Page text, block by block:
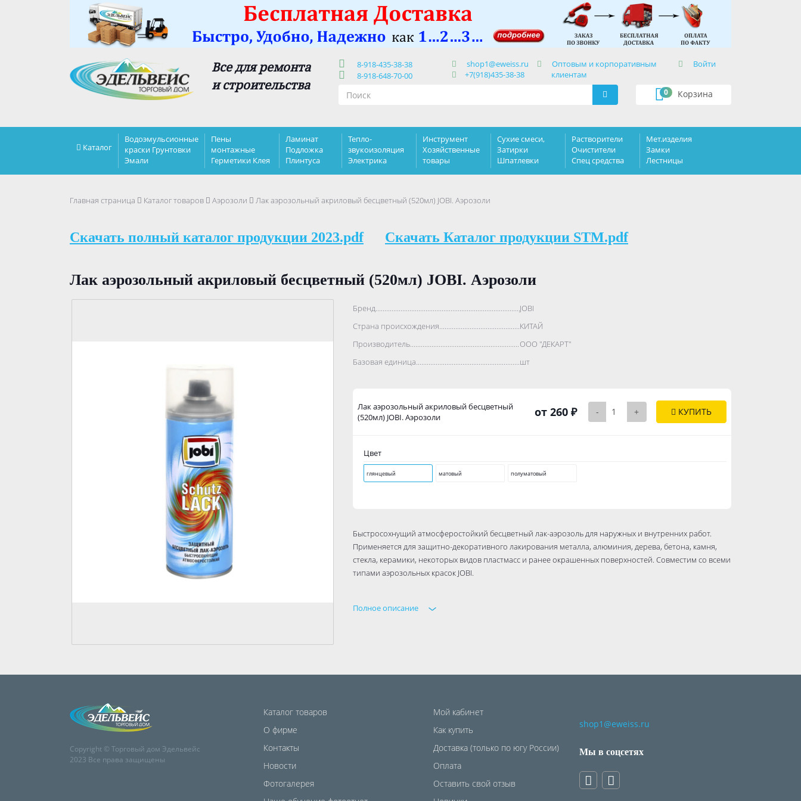
Все для ремонта
и строительства
8-918-435-38-38
8-918-648-70-00
shop1@eweiss.ru
+7(918)435-38-38
Оптовым и корпоративным
клиентам
Войти
Корзина
0
Каталог
Водоэмульсионные
краски Грунтовки
Эмали
Пены
монтажные
Герметики Клея
Ламинат
Подложка
Плинтуса
Тепло-
звукоизоляция
Электрика
Инструмент
Хозяйственные
товары
Сухие смеси,
Затирки
Шпатлевки
Растворители
Очистители
Спец средства
Мет.изделия
Замки
Лестницы
Главная страница Каталог товаров Аэрозоли Лак аэрозольный акриловый бесцветный (520мл) JOBI. Аэрозоли
Скачать полный каталог продукции 2023.pdf Скачать Каталог продукции STM.pdf
Лак аэрозольный акриловый бесцветный (520мл) JOBI. Аэрозоли
Бренд..................................................................................JOBI
Страна происхождения..................................................................................
КИТАЙ
Производитель..................................................................................
ООО "ДЕКАРТ"
Базовая единица..................................................................................
шт
Лак аэрозольный акриловый бесцветный
(520мл) JOBI. Аэрозоли
от 260 ₽ - + КУПИТЬ
Цвет
глянцевый матовый полуматовый
Быстросохнущий атмосферостойкий бесцветный лак-аэрозоль для наружных и внутренних работ.
Применяется для защитно-декоративного лакирования металла, алюминия, дерева, бетона, камня,
стекла, керамики, некоторых видов пластмасс и ранее окрашенных поверхностей. Совместим со всеми
типами аэрозольных красок JOBI.
Полное описание
Copyright © Торговый дом Эдельвейс
2023 Все права защищены
Каталог товаров
О фирме
Контакты
Новости
Фотогалерея
Мой кабинет
Как купить
Доставка (только по югу России)
Оплата
Оставить свой отзыв
shop1@eweiss.ru
Мы в соцсетях